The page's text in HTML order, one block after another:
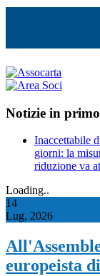
Notizie in
Inaccettabile
giorni: la
riduzione va
Loading..
14
Lug, 2026
europeista